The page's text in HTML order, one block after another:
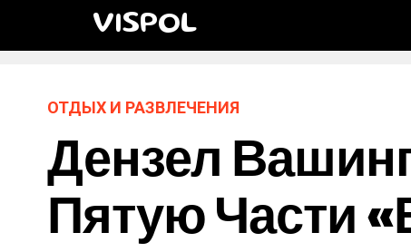
VISPOL
ОТДЫХ И РАЗВЛЕЧЕНИЯ
Дензел
Пятую Части